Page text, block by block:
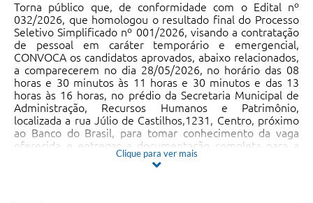
Torna público que, de conformidade com o Edital nº
032/2026, que homologou o resultado final do Processo
Seletivo Simplificado nº 001/2026, visando a contratação
de pessoal em caráter temporário e emergencial,
CONVOCA os candidatos aprovados, abaixo relacionados,
a comparecerem no dia 28/05/2026, no horário das 08
horas e 30 minutos às 11 horas e 30 minutos e das 13
horas às 16 horas, no prédio da Secretaria Municipal de
Administração, Recursos Humanos e Patrimônio,
localizada a rua Júlio de Castilhos,1231, Centro, próximo
ao Banco do Brasil, para tomar conhecimento da vaga
oferecida e entregar a documentação completa para a
efetiva contratação, conforme a listagem anexa ao edital
Clique para ver mais